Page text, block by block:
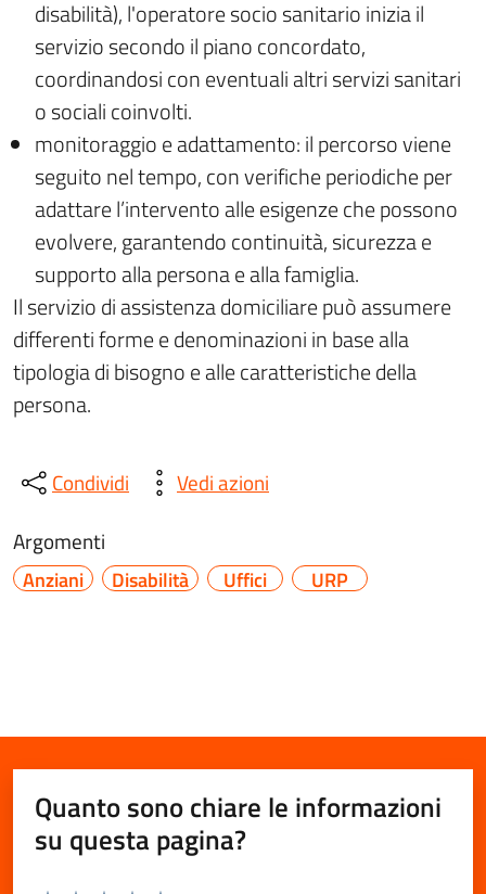
disabilità), l'operatore socio sanitario inizia il
servizio secondo il piano concordato,
coordinandosi con eventuali altri servizi sanitari
o sociali coinvolti.
monitoraggio e adattamento: il percorso viene
seguito nel tempo, con verifiche periodiche per
adattare l’intervento alle esigenze che possono
evolvere, garantendo continuità, sicurezza e
supporto alla persona e alla famiglia.
Il servizio di assistenza domiciliare può assumere
differenti forme e denominazioni in base alla
tipologia di bisogno e alle caratteristiche della
persona.
Condividi
Vedi azioni
Argomenti
Anziani Disabilità Uffici URP
Quanto sono chiare le informazioni
su questa pagina?